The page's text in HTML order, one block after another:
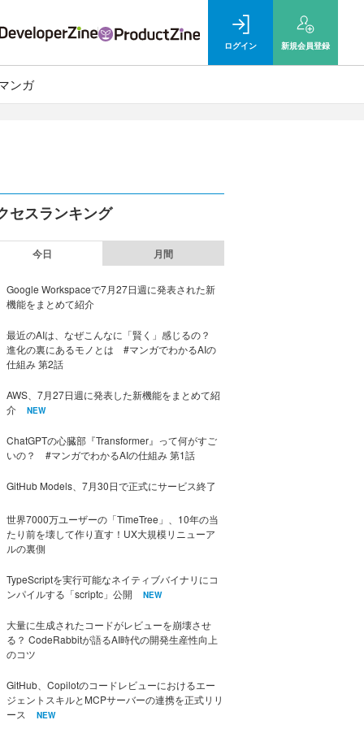
ログイン 新規会員登録
ンガ
セスランキング
今日 月間
Google Workspaceで7月27日週に発表された新
機能をまとめて紹介
最近のAIは、なぜこんなに「賢く」感じるの？
進化の裏にあるモノとは #マンガでわかるAIの
仕組み 第2話
AWS、7月27日週に発表した新機能をまとめて紹
介
NEW
ChatGPTの心臓部『Transformer』って何がすご
いの？ #マンガでわかるAIの仕組み 第1話
GitHub Models、7月30日で正式にサービス終了
世界7000万ユーザーの「TimeTree」、10年の当
たり前を壊して作り直す！UX大規模リニューア
ルの裏側
TypeScriptを実行可能なネイティブバイナリにコ
ンパイルする「scriptc」公開
NEW
大量に生成されたコードがレビューを崩壊させ
る？ CodeRabbitが語るAI時代の開発生産性向上
のコツ
GitHub、Copilotのコードレビューにおけるエー
ジェントスキルとMCPサーバーの連携を正式リリ
ース
NEW